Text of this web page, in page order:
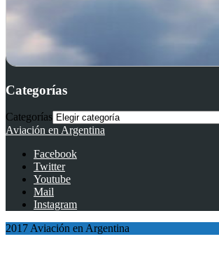
Categorías
Categorías
Aviación en Argentina
Facebook
Twitter
Youtube
Mail
Instagram
2017 Aviación en Argentina